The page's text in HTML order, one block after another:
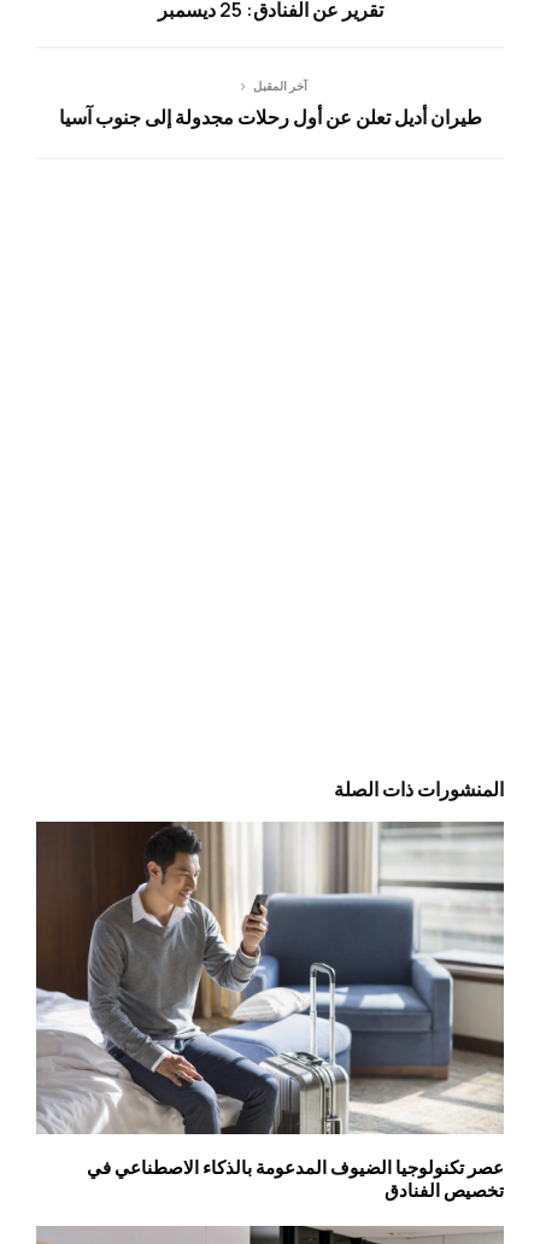
تقرير عن الفنادق: 25 ديسمبر
آخر المقبل
طيران أديل تعلن عن أول رحلات مجدولة إلى جنوب آسيا
المنشورات ذات الصلة
عصر تكنولوجيا الضيوف المدعومة بالذكاء الاصطناعي في
تخصيص الفنادق